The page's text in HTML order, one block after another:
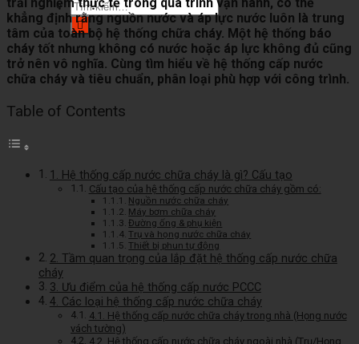
Tìm
kiếm:
khẳng định rằng nguồn nước và áp lực nước luôn là trung
tâm của toàn bộ hệ thống chữa cháy. Một hệ thống báo
cháy tốt nhưng không có nước hoặc áp lực không đủ cũng
trở nên vô nghĩa. Cùng tìm hiểu về hệ thống cấp nước
chữa cháy và tiêu chuẩn, phân loại phù hợp với công trình.
Table of Contents
1. Hệ thống cấp nước chữa cháy là gì? Cấu tạo
Cấu tạo của hệ thống cấp nước chữa cháy gồm có:
Nguồn nước chữa cháy
Máy bơm chữa cháy
Đường ống & phụ kiện
Trụ và họng nước chữa cháy
Thiết bị phun tự động
2. Tầm quan trọng của lắp đặt hệ thống cấp nước chữa
cháy
3. Ưu điểm của hệ thống cấp nước PCCC
4. Các loại hệ thống cấp nước chữa cháy
4.1. Hệ thống cấp nước chữa cháy trong nhà (Họng nước
vách tường)
4.2. Hệ thống cấp nước chữa cháy ngoài nhà (Trụ/Họng